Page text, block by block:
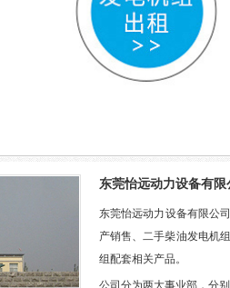
东莞怡远动力设备有限
东莞怡远动力设备有限公
产销售、二手柴油发电机
组配套相关产品。
公司分为两大事业部，分